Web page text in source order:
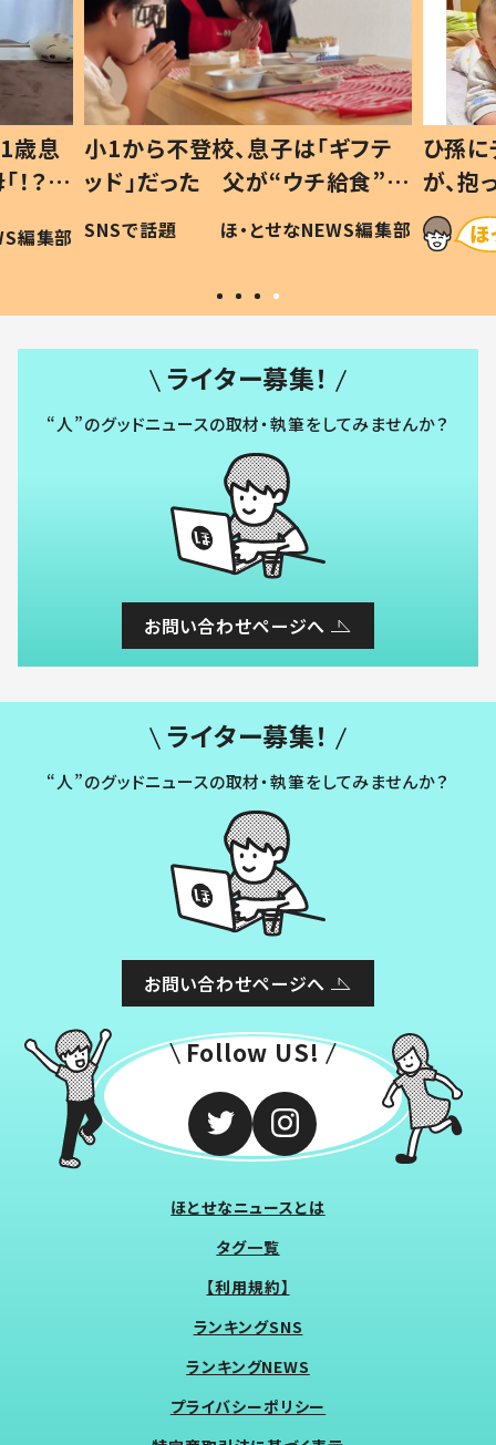
歳息
？」
編集部
小1から不登校、息子は「ギフテ
ッド」だった 父が“ウチ給食”を
作り続ける理由とは #令和の親
#令和の子
SNSで話題 ほ・とせなNEWS編集部
ひ孫
が、
「涙が
い」
ライター募集！
“人”のグッドニュースの取材・執筆をしてみませんか？
お問い合わせページへ
ライター募集！
“人”のグッドニュースの取材・執筆をしてみませんか？
お問い合わせページへ
Follow US!
ほとせなニュースとは
タグ一覧
【利用規約】
ランキングSNS
ランキングNEWS
プライバシーポリシー